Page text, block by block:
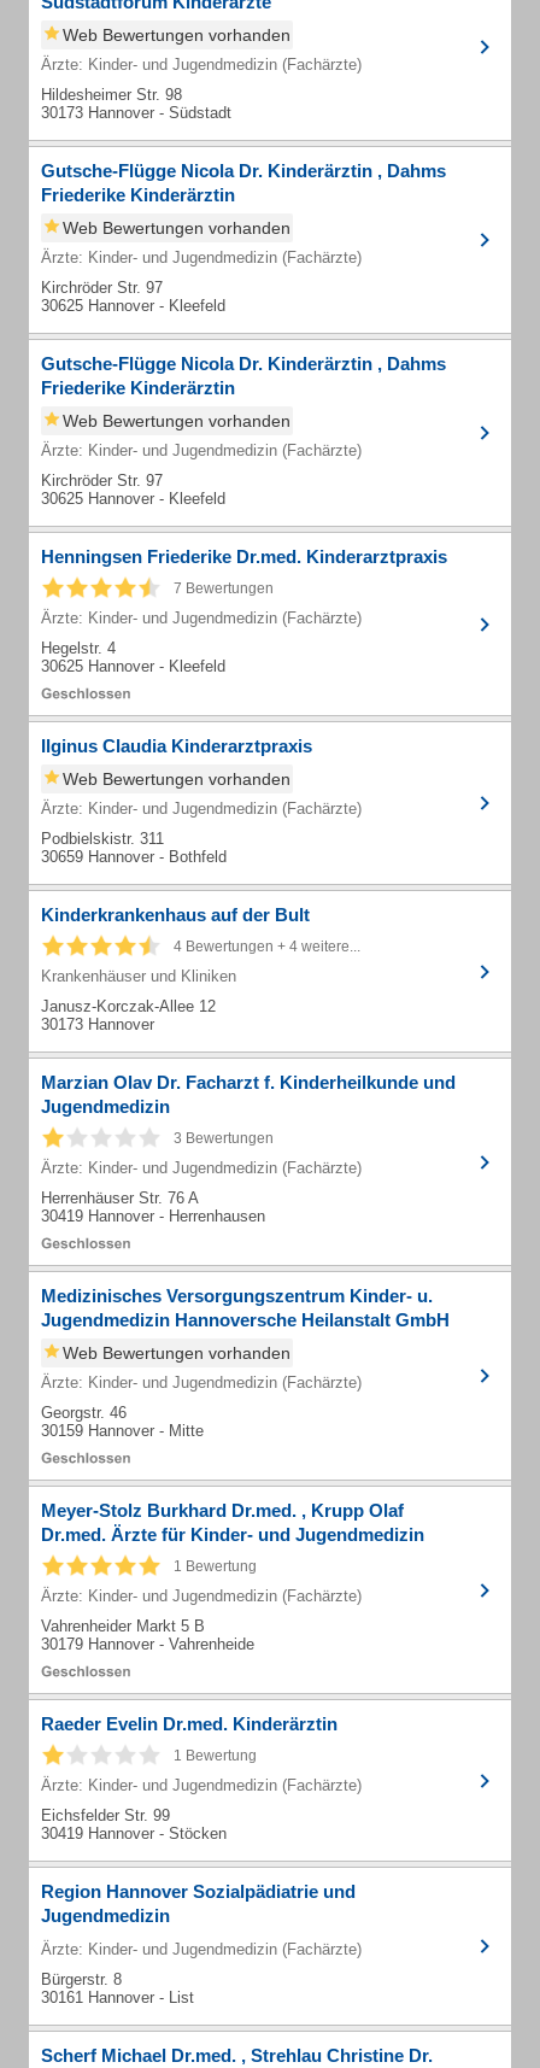
Web Bewertungen vorhanden
Ärzte: Kinder- und Jugendmedizin (Fachärzte)
Hildesheimer Str. 98
30173 Hannover - Südstadt
Gutsche-Flügge Nicola Dr. Kinderärztin , Dahms
Friederike Kinderärztin
Web Bewertungen vorhanden
Ärzte: Kinder- und Jugendmedizin (Fachärzte)
Kirchröder Str. 97
30625 Hannover - Kleefeld
Gutsche-Flügge Nicola Dr. Kinderärztin , Dahms
Friederike Kinderärztin
Web Bewertungen vorhanden
Ärzte: Kinder- und Jugendmedizin (Fachärzte)
Kirchröder Str. 97
30625 Hannover - Kleefeld
Henningsen Friederike Dr.med. Kinderarztpraxis
7 Bewertungen
Ärzte: Kinder- und Jugendmedizin (Fachärzte)
Hegelstr. 4
30625 Hannover - Kleefeld
Ilginus Claudia Kinderarztpraxis
Web Bewertungen vorhanden
Ärzte: Kinder- und Jugendmedizin (Fachärzte)
Podbielskistr. 311
30659 Hannover - Bothfeld
Kinderkrankenhaus auf der Bult
4 Bewertungen + 4 weitere...
Krankenhäuser und Kliniken
Janusz-Korczak-Allee 12
30173 Hannover
Marzian Olav Dr. Facharzt f. Kinderheilkunde und
Jugendmedizin
3 Bewertungen
Ärzte: Kinder- und Jugendmedizin (Fachärzte)
Herrenhäuser Str. 76 A
30419 Hannover - Herrenhausen
Medizinisches Versorgungszentrum Kinder- u.
Jugendmedizin Hannoversche Heilanstalt GmbH
Web Bewertungen vorhanden
Ärzte: Kinder- und Jugendmedizin (Fachärzte)
Georgstr. 46
30159 Hannover - Mitte
Meyer-Stolz Burkhard Dr.med. , Krupp Olaf
Dr.med. Ärzte für Kinder- und Jugendmedizin
1 Bewertung
Ärzte: Kinder- und Jugendmedizin (Fachärzte)
Vahrenheider Markt 5 B
30179 Hannover - Vahrenheide
Raeder Evelin Dr.med. Kinderärztin
1 Bewertung
Ärzte: Kinder- und Jugendmedizin (Fachärzte)
Eichsfelder Str. 99
30419 Hannover - Stöcken
Region Hannover Sozialpädiatrie und
Jugendmedizin
Ärzte: Kinder- und Jugendmedizin (Fachärzte)
Bürgerstr. 8
30161 Hannover - List
Scherf Michael Dr.med. , Strehlau Christine Dr.